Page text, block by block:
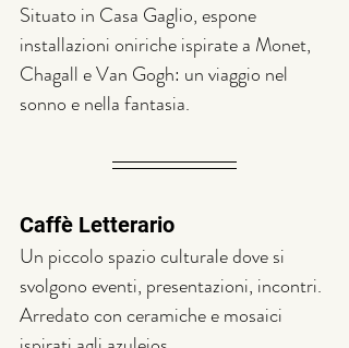
Situato in Casa Gaglio, espone
installazioni oniriche ispirate a Monet,
Chagall e Van Gogh: un viaggio nel
sonno e nella fantasia.
Caffè Letterario
Un piccolo spazio culturale dove si
svolgono eventi, presentazioni, incontri.
Arredato con ceramiche e mosaici